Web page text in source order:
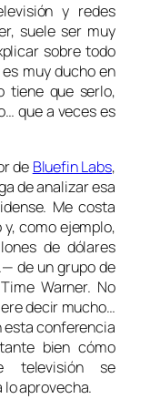
y redes
suele ser muy
sobre todo
muy ducho en
tiene que serlo,
que a veces es
de Bluefin Labs,
de analizar esa
Me costa
como ejemplo,
de dólares
de un grupo de
Warner. No
decir mucho…
esta conferencia
bien cómo
televisión se
aprovecha.